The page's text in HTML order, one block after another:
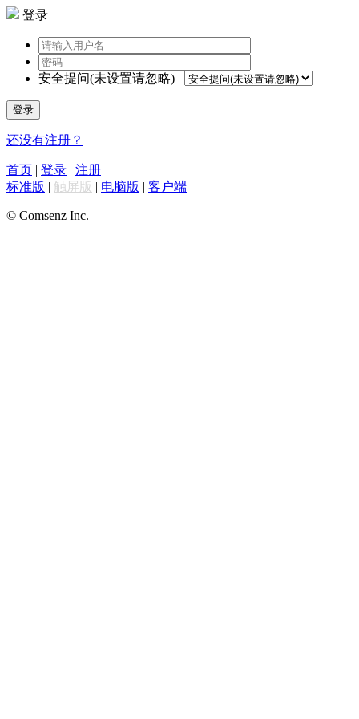
登录
安全提问(未设置请忽略)
登录
还没有注册？
首页 | 登录 | 注册
标准版 | 触屏版 | 电脑版 | 客户端
© Comsenz Inc.